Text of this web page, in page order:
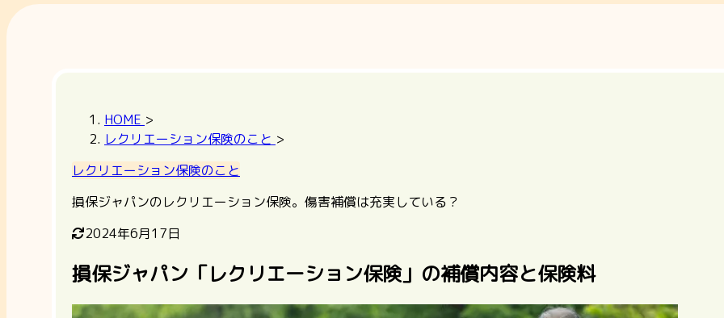
HOME >
レクリエーション保険のこと >
レクリエーション保険のこと
損保ジャパンのレクリエーション保険。傷害補償は充実している？
2024年6月17日
損保ジャパン「レクリエーション保険」の補償内容と保険料